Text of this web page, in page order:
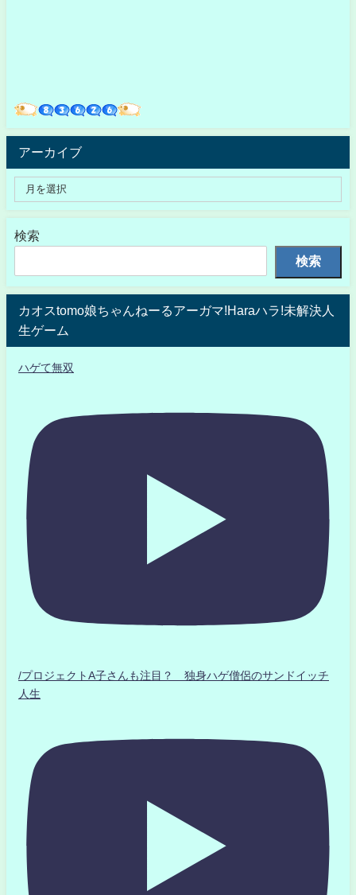
アーカイブ
検索
検索
カオスtomo娘ちゃんねーるアーガマ!Haraハラ!未解決人
生ゲーム
ハゲて無双
/プロジェクトA子さんも注目？ 独身ハゲ僧侶のサンドイッチ
人生